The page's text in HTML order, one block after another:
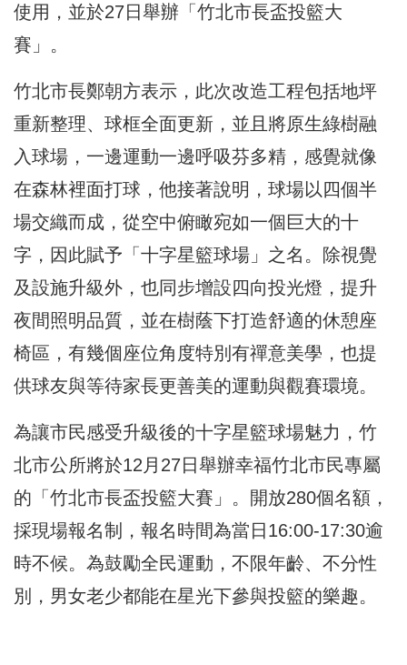
使用，並於27日舉辦「竹北市長盃投籃大
賽」。
竹北市長鄭朝方表示，此次改造工程包括地坪
重新整理、球框全面更新，並且將原生綠樹融
入球場，一邊運動一邊呼吸芬多精，感覺就像
在森林裡面打球，他接著說明，球場以四個半
場交織而成，從空中俯瞰宛如一個巨大的十
字，因此賦予「十字星籃球場」之名。除視覺
及設施升級外，也同步增設四向投光燈，提升
夜間照明品質，並在樹蔭下打造舒適的休憩座
椅區，有幾個座位角度特別有禪意美學，也提
供球友與等待家長更善美的運動與觀賽環境。
為讓市民感受升級後的十字星籃球場魅力，竹
北市公所將於12月27日舉辦幸福竹北市民專屬
的「竹北市長盃投籃大賽」。開放280個名額，
採現場報名制，報名時間為當日16:00-17:30逾
時不候。為鼓勵全民運動，不限年齡、不分性
別，男女老少都能在星光下參與投籃的樂趣。